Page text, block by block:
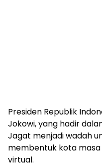
Presiden Republik
Jokowi, yang hadir
Jagat menjadi wadah
membentuk kota
virtual.